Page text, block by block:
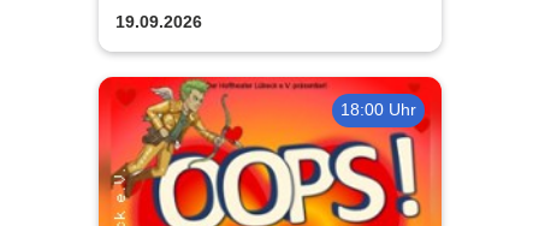
19.09.2026
18:00 Uhr